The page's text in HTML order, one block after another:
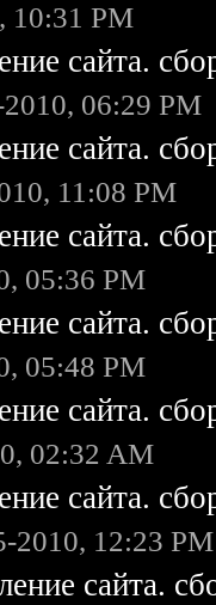
10:31 PM
сайта.
06:29 PM
сайта.
11:08 PM
сайта.
05:36 PM
сайта.
05:48 PM
сайта.
02:32 AM
сайта.
2010, 12:23 PM
сайта.